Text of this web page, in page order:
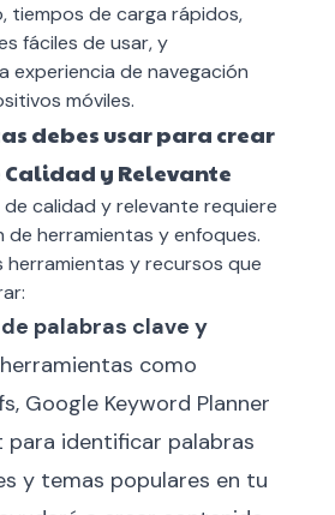
tiempos de carga rápidos,
fáciles de usar, y
experiencia de navegación
móviles.
debes usar para crear
y Relevante
calidad y relevante requiere
de herramientas y enfoques.
herramientas y recursos que
palabras clave y
como
Google Keyword Planner
para identificar palabras
y temas populares en tu